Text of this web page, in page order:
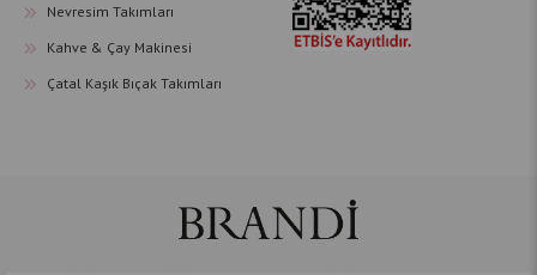
Nevresim Takımları
Kahve & Çay Makinesi
Çatal Kaşık Bıçak Takımları